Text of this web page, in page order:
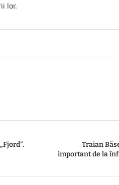
lor.
Traian
important de la